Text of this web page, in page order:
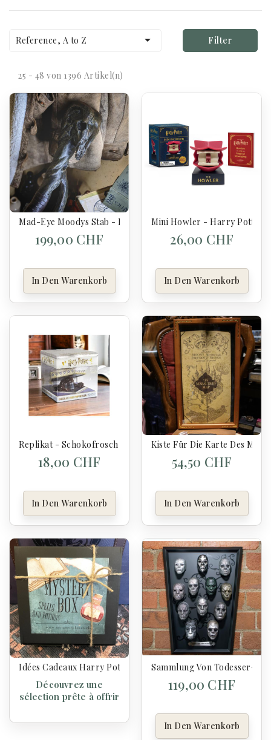
Reference, A to Z  Filter
25 - 48 von 1396 Artikel(n)
Mad-Eye Moodys Stab - Harry Potter
199,00 CHF
In Den Warenkorb
Mini Howler - Harry Potter
26,00 CHF
In Den Warenkorb
Replikat - Schokofrosch - Harry Potter
18,00 CHF
In Den Warenkorb
Kiste Für Die Karte Des
54,50 CHF
In Den Warenkorb
Idées Cadeaux Harry Potter
Découvrez une
sélection prête à offrir
Sammlung Von Todesser-
119,00 CHF
In Den Warenkorb